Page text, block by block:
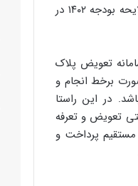
، در جلسه علنی نوبت عصر امروز بند (د) تبصره ۱۰ لایحه بودجه ۱۴۰۲ در
فرماندهی انتظامی جمهوری اسلامی ایران مکلف است از ابتدای سال ۱۴۰۲ سامانه تعویض پلاک
برخط انجام و
در این راستا
تعویض و تعرفه
مستقیم پرداخت و